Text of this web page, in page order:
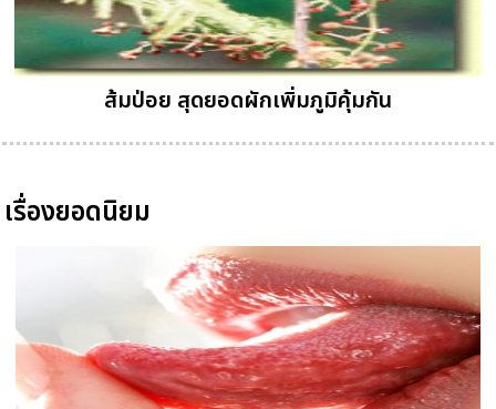
ส้มป่อย สุดยอดผักเพิ่มภูมิคุ้มกัน
เรื่องยอดนิยม